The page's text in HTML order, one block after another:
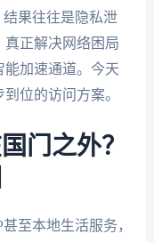
果往往是隐私泄
真正解决网络困局
能加速通道。今天
位的访问方案。
门之外？
至本地生活服务，